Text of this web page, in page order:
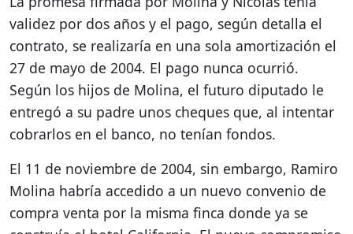
validez por dos años y el pago, según detalla el
contrato, se realizaría en una sola amortización el
27 de mayo de 2004. El pago nunca ocurrió.
Según los hijos de Molina, el futuro diputado le
entregó a su padre unos cheques que, al intentar
cobrarlos en el banco, no tenían fondos.
El 11 de noviembre de 2004, sin embargo, Ramiro
Molina habría accedido a un nuevo convenio de
compra venta por la misma finca donde ya se